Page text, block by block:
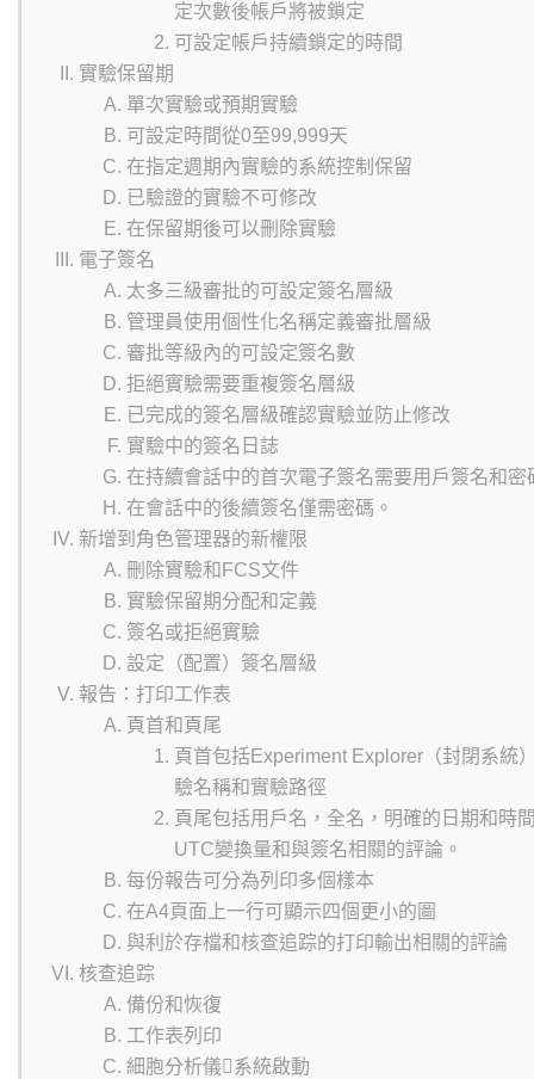
定次數後帳戶將被鎖定
可設定帳戶持續鎖定的時間
實驗保留期
單次實驗或預期實驗
可設定時間從0至99,999天
在指定週期內實驗的系統控制保留
已驗證的實驗不可修改
在保留期後可以刪除實驗
電子簽名
太多三級審批的可設定簽名層級
管理員使用個性化名稱定義審批層級
審批等級內的可設定簽名數
拒絕實驗需要重複簽名層級
已完成的簽名層級確認實驗並防止修改
實驗中的簽名日誌
在持續會話中的首次電子簽名需要用戶簽名和密
在會話中的後續簽名僅需密碼。
新增到角色管理器的新權限
刪除實驗和FCS文件
實驗保留期分配和定義
簽名或拒絕實驗
設定（配置）簽名層級
報告：打印工作表
頁首和頁尾
頁首包括Experiment Explorer（封閉系統
驗名稱和實驗路徑
頁尾包括用戶名，全名，明確的日期和時
UTC變換量和與簽名相關的評論。
每份報告可分為列印多個樣本
在A4頁面上一行可顯示四個更小的圖
與利於存檔和核查追踪的打印輸出相關的評論
核查追踪
備份和恢復
工作表列印
細胞分析儀系統啟動